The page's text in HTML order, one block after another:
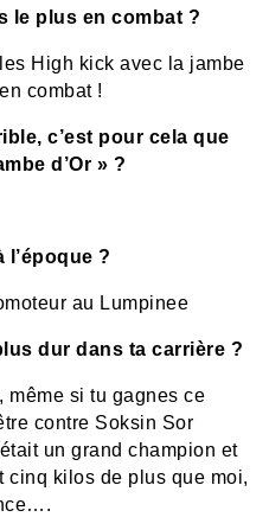
le plus en combat ?
High kick avec la jambe
combat !
c’est pour cela que
d’Or » ?
?
au Lumpinee
dur dans ta carrière ?
même si tu gagnes ce
contre Soksin Sor
un grand champion et
cinq kilos de plus que moi,